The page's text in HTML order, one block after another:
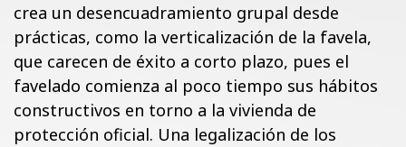
crea un desencuadramiento grupal desde
prácticas, como la verticalización de la favela,
que carecen de éxito a corto plazo, pues el
favelado comienza al poco tiempo sus hábitos
constructivos en torno a la vivienda de
protección oficial. Una legalización de los